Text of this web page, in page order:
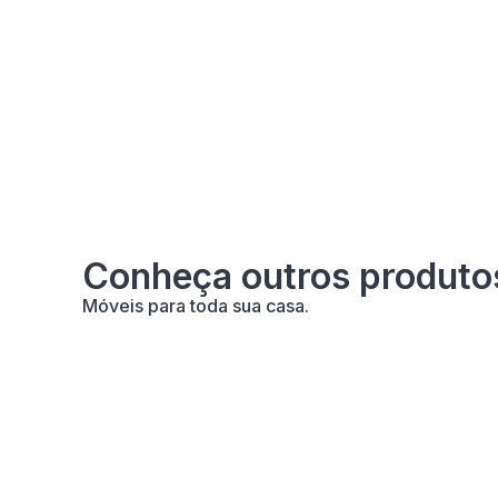
Conheça outros
Móveis para toda sua casa.